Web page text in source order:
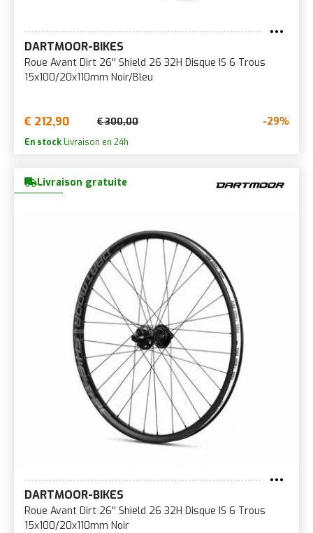
DARTMOOR-BIKES
Roue Avant Dirt 26'' Shield 26 32H Disque IS 6 Trous
15x100/20x110mm Noir/Bleu
€ 212,90 € 300,00 -29%
En stock Livraison en 24h
Livraison gratuite
DARTMOOR-BIKES
Roue Avant Dirt 26'' Shield 26 32H Disque IS 6 Trous
15x100/20x110mm Noir